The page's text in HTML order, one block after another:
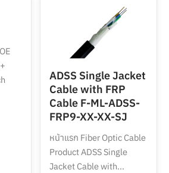
ADSS Single Jacket
Cable with FRP
Cable F-ML-ADSS-
FRP9-XX-XX-SJ
หน้าแรก Fiber Optic Cable
Product ADSS Single
Jacket Cable with...